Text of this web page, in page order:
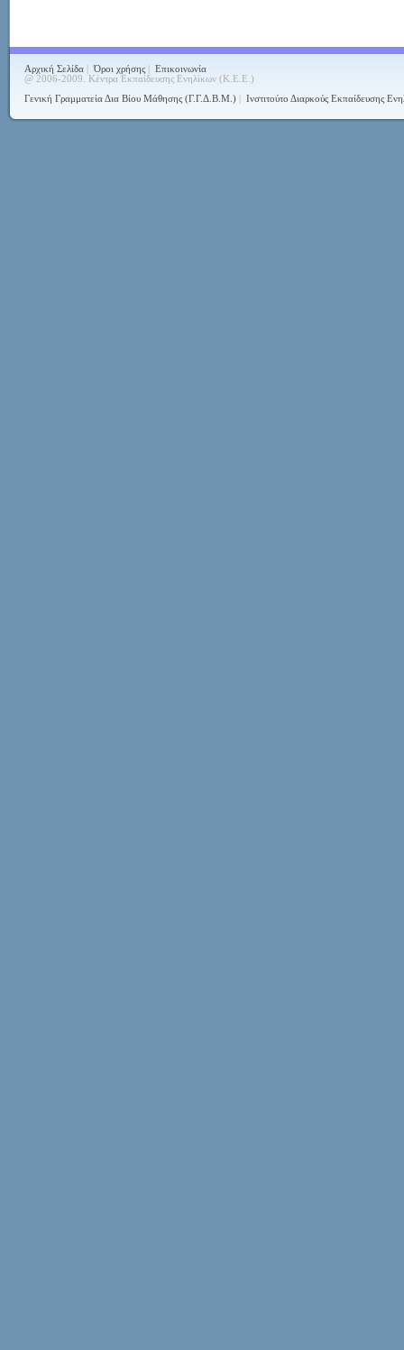
Αρχική Σελίδα |Όροι χρήσης
Επικοινωνία
@ 2006-2009. Κέντρα Εκπαίδευσης Ενηλίκων (Κ.Ε.Ε.)
Γενική Γραμματεία Δια Βίου Μάθησης (Γ.Γ.Δ.Β.Μ.)
Ινστιτούτο Διαρκούς Εκπαίδευσης